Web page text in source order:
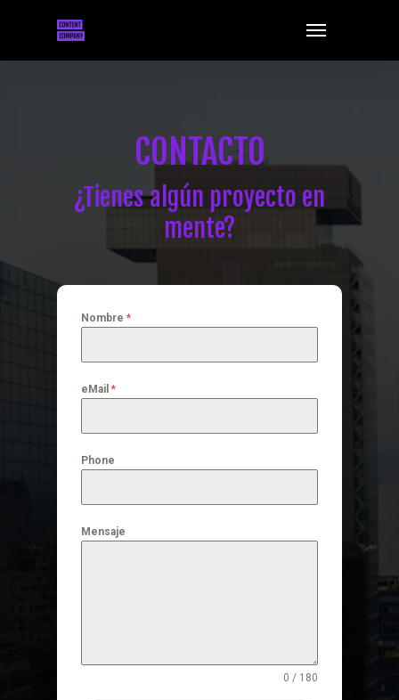
main
CONTACTO
¿Tienes algún proyecto en
mente?
Nombre *
eMail *
Phone
Mensaje
0 / 180